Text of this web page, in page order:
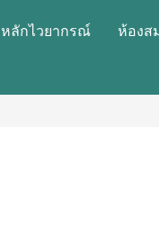
หลักไวยากรณ์ ห้องส